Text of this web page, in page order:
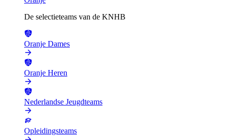
De selectieteams van de KNHB
Oranje Dames
Oranje Heren
Nederlandse Jeugdteams
Opleidingsteams